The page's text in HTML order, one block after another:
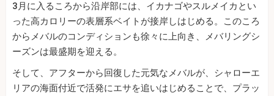
3月に入るころから沿岸部には、イカナゴやスルメイカとい
った高カロリーの表層系ベイトが接岸しはじめる。このころ
からメバルのコンディションも徐々に上向き、メバリングシ
ーズンは最盛期を迎える。
そして、アフターから回復した元気なメバルが、シャローエ
リアの海面付近で活発にエサを追いはじめることで、プラッ